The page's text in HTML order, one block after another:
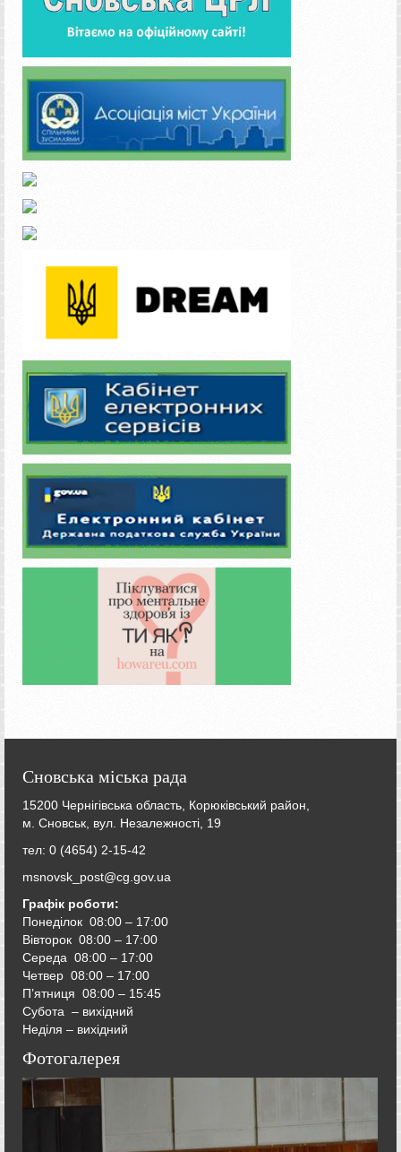
Сновська міська рада
15200 Чернігівська область, Корюківський район,
м. Сновськ, вул. Незалежності, 19
тел: 0 (4654) 2-15-42
msnovsk_post@cg.gov.ua
Графік роботи:
Понеділок 08:00 – 17:00
Вівторок 08:00 – 17:00
Середа 08:00 – 17:00
Четвер 08:00 – 17:00
П’ятниця 08:00 – 15:45
Субота – вихідний
Неділя – вихідний
Фотогалерея